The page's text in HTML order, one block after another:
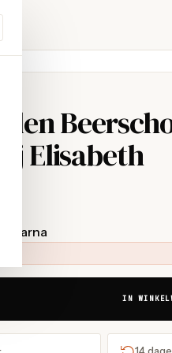
Elisabeth
Klarna
IN
14